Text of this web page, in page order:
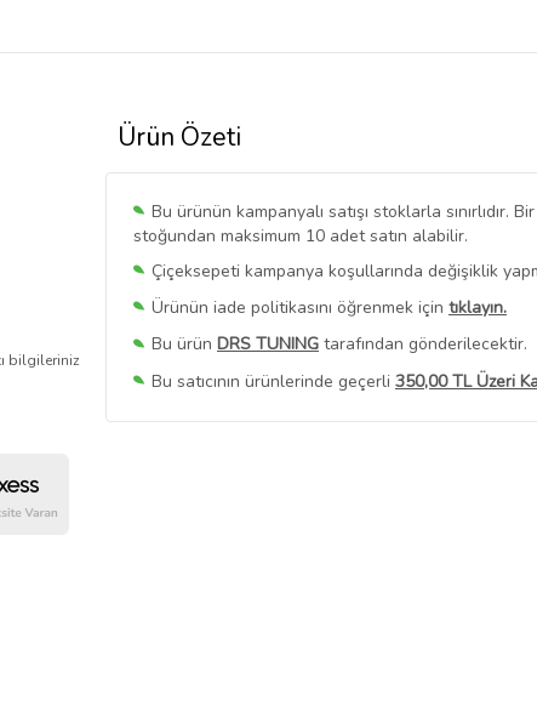
Ürün Özeti
Bu ürünün kampanyalı satışı stoklarla sınırlıdır.
stoğundan maksimum 10 adet satın alabilir.
Çiçeksepeti kampanya koşullarında değişiklik
Ürünün iade politikasını öğrenmek için tıklayın.
Bu ürün DRS TUNING tarafından gönderilecektir.
Bu satıcının ürünlerinde geçerli 350,00 TL Üzeri
Bu SatıcınınTüm Ürünlerini Görüntüle
bilgileriniz